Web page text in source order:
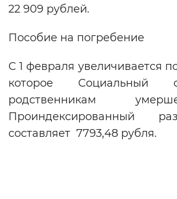
22 909 рублей.
Пособие на погребение
С 1 февраля увеличивается
которое Социальный
родственникам
Проиндексированный
составляет 7793,48 рубля.